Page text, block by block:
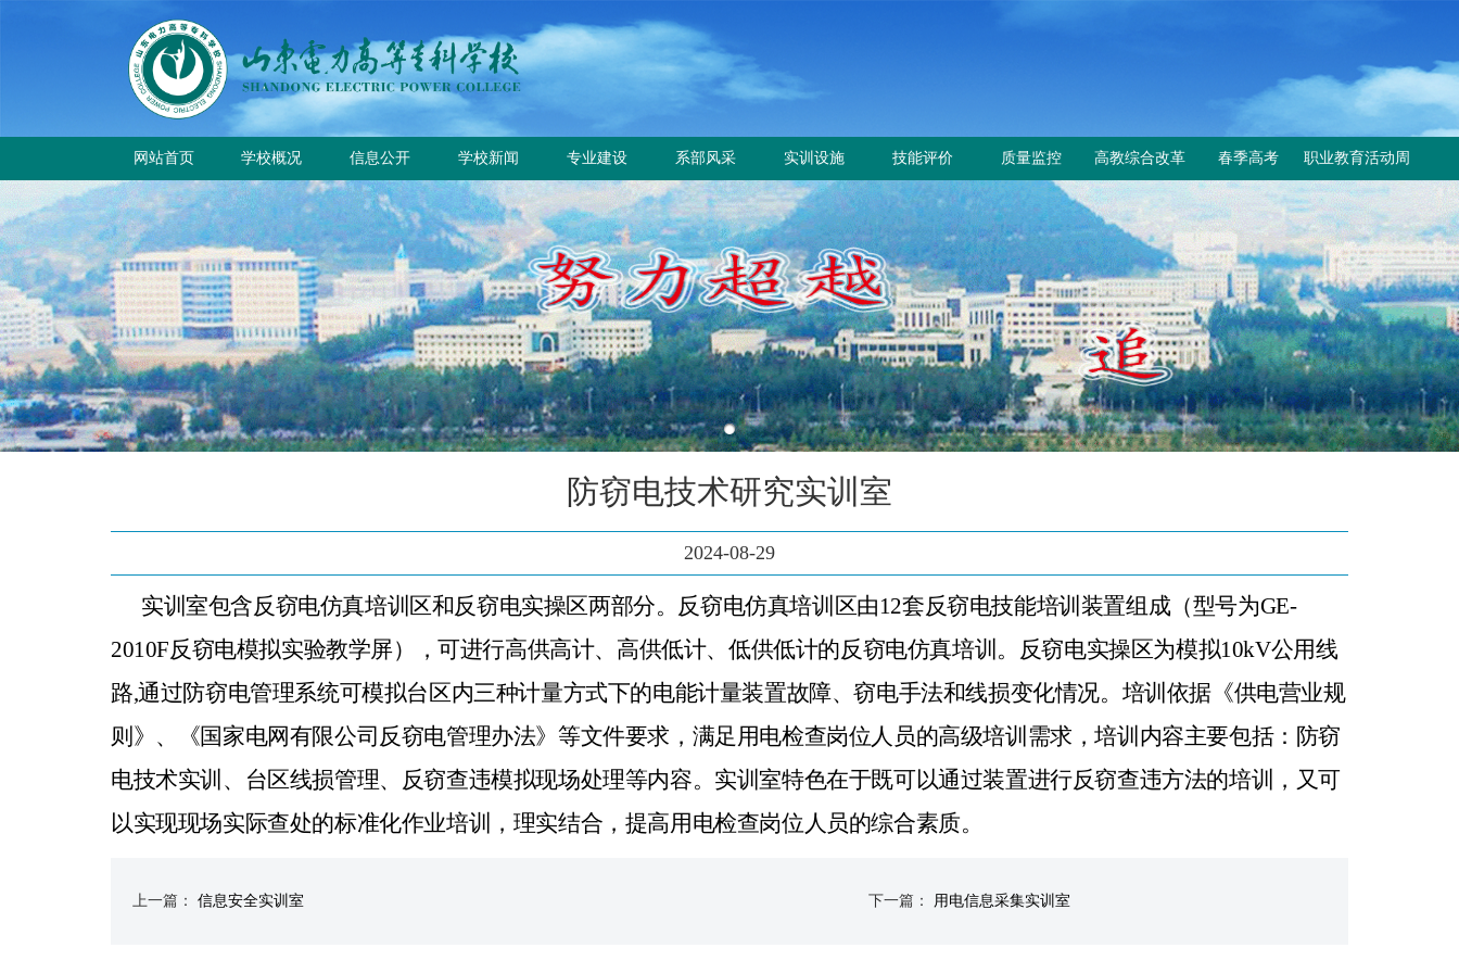
网站首页 学校概况
学校简介
学校章程
历史沿革
规章制度
校园风貌
信息公开 学校新闻
学校要闻
校园公告
专业建设
专业设置
方案标准建设
教材课程建设
师资队伍建设
实训资源建设
学生技能大赛
系部风采
电气工程系
电气自动化系
动力工程系
计量工程系
信息工程系
基础教学部
实训设施
总体简介
重点实训室
技能评价
工作信息
政策规定
评价计划
证书查询
质量监控
工作动态
规章制度
高教综合改革
教育部与省教育厅文件
改革工作推进情况
春季高考
上级文件
通知公告
成绩查询
职业教育活动周
防窃电技术研究实训室
2024-08-29
实训室包含反窃电仿真培训区和反窃电实操区两部分。反窃电仿真培训区由12套反窃电技能培训装置组成（型号为GE-
2010F反窃电模拟实验教学屏），可进行高供高计、高供低计、低供低计的反窃电仿真培训。反窃电实操区为模拟10kV公用线
路,通过防窃电管理系统可模拟台区内三种计量方式下的电能计量装置故障、窃电手法和线损变化情况。培训依据《供电营业规
则》、《国家电网有限公司反窃电管理办法》等文件要求，满足用电检查岗位人员的高级培训需求，培训内容主要包括：防窃
电技术实训、台区线损管理、反窃查违模拟现场处理等内容。实训室特色在于既可以通过装置进行反窃查违方法的培训，又可
以实现现场实际查处的标准化作业培训，理实结合，提高用电检查岗位人员的综合素质。
上一篇： 信息安全实训室 下一篇： 用电信息采集实训室